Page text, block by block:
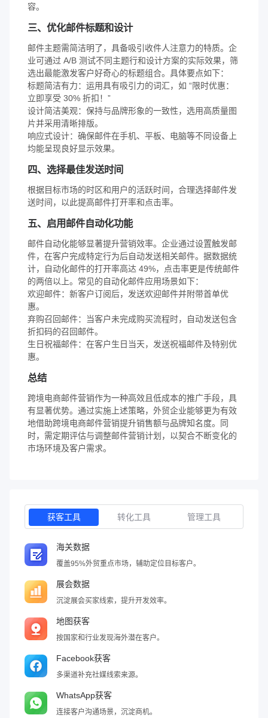
容。
三、优化邮件标题和设计
邮件主题需简洁明了，具备吸引收件人注意力的特质。企
业可通过 A/B 测试不同主题行和设计方案的实际效果，筛
选出最能激发客户好奇心的标题组合。具体要点如下：
标题简洁有力：运用具有吸引力的词汇，如 “限时优惠：
立即享受 30% 折扣！”
设计简洁美观：保持与品牌形象的一致性，选用高质量图
片并采用清晰排版。
响应式设计：确保邮件在手机、平板、电脑等不同设备上
均能呈现良好显示效果。
四、选择最佳发送时间
根据目标市场的时区和用户的活跃时间，合理选择邮件发
送时间，以此提高邮件打开率和点击率。
五、启用邮件自动化功能
邮件自动化能够显著提升营销效率。企业通过设置触发邮
件，在客户完成特定行为后自动发送相关邮件。据数据统
计，自动化邮件的打开率高达 49%，点击率更是传统邮件
的两倍以上。常见的自动化邮件应用场景如下：
欢迎邮件：新客户订阅后，发送欢迎邮件并附带首单优
惠。
弃购召回邮件：当客户未完成购买流程时，自动发送包含
折扣码的召回邮件。
生日祝福邮件：在客户生日当天，发送祝福邮件及特别优
惠。
总结
跨境电商邮件营销作为一种高效且低成本的推广手段，具
有显著优势。通过实施上述策略，外贸企业能够更为有效
地借助跨境电商邮件营销提升销售额与品牌知名度。同
时，需定期评估与调整邮件营销计划，以契合不断变化的
市场环境及客户需求。
获客工具 转化工具 管理工具
海关数据
覆盖95%外贸重点市场，辅助定位目标客户。
展会数据
沉淀展会买家线索，提升开发效率。
地图获客
按国家和行业发现海外潜在客户。
Facebook获客
多渠道补充社媒线索来源。
WhatsApp获客
连接客户沟通场景，沉淀商机。